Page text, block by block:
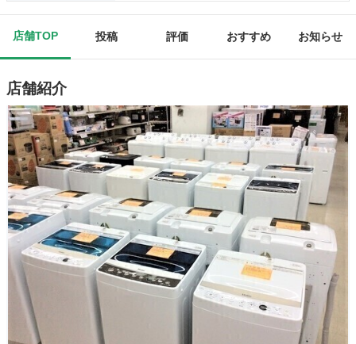
店舗TOP 投稿 評価 おすすめ お知らせ
店舗紹介